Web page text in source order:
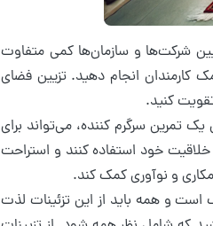
شرکت‌ها و سازمان‌ها کمی متفاوت
کارمندان انجام دهید. تزیین فضای
کنید.
تمرین سرگرم کننده، می‌تواند برای
خود استفاده کنند و استراحت
و نوآوری کمک کند.
و همه باید از این تزئینات لذت